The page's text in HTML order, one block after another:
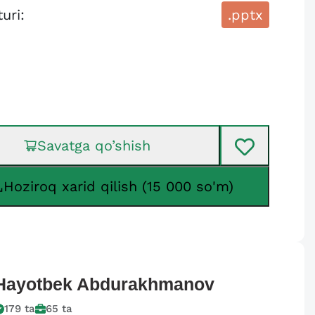
.pptx
Savatga qo’shish
Hoziroq xarid qilish (15 000 so'm)
Abdurakhmanov
179 ta 65 ta